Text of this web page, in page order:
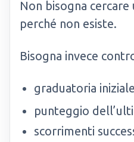
Non bisogna
perché non esiste.
Bisogna invece
graduatoria
punteggio
scorrimenti